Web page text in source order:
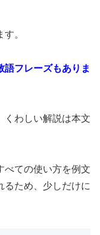
。
語フレーズもありま
くわしい解説は本文
べての使い方を例文
るため、少しだけに